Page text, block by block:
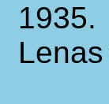
1935.